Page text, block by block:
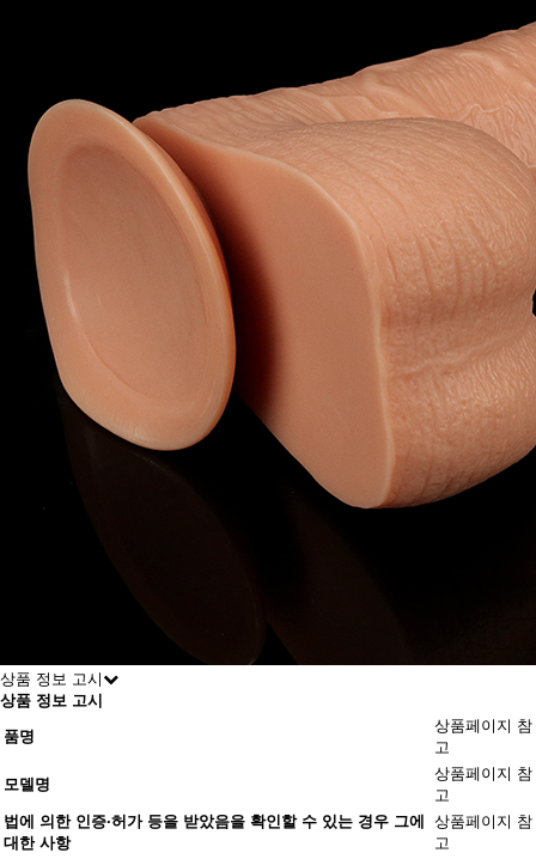
상품 정보 고시
상품 정보 고시
품명
상품페이지 참
고
모델명
상품페이지 참
고
법에 의한 인증·허가 등을 받았음을 확인할 수 있는 경우 그에
대한 사항
상품페이지 참
고